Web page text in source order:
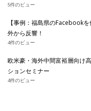
5件のビュー
【事例：福島県のFacebook
外から反響！
4件のビュー
欧米豪・海外中間富裕層向け
ションセミナー
4件のビュー